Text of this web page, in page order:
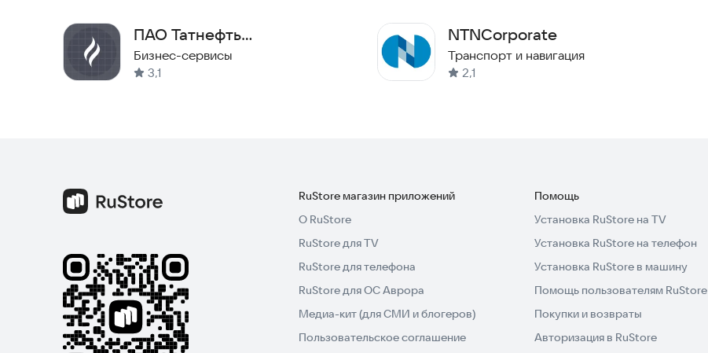
ПАО Татнефть
СтройКонтроль
Бизнес-сервисы
3,1
NTNCorporate
Транспорт и навигация
2,1
RuStore магазин приложений
О RuStore
RuStore для TV
RuStore для телефона
RuStore для ОС Аврора
Медиа-кит (для СМИ и блогеров)
Пользовательское соглашение
Помощь
Установка RuStore на TV
Установка RuStore на телефон
Установка RuStore в машину
Помощь пользователям RuStore
Покупки и возвраты
Авторизация в RuStore